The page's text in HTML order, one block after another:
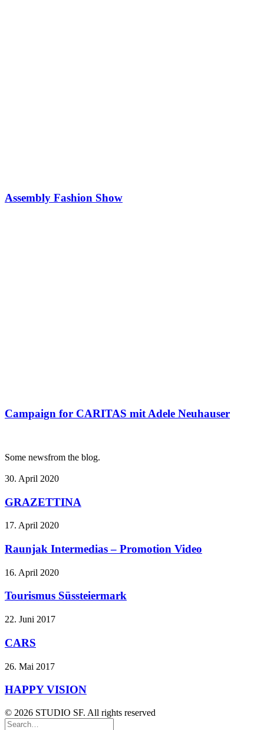
Assembly Fashion Show
Campaign for CARITAS mit Adele Neuhauser
Some newsfrom the blog.
30. April 2020
GRAZETTINA
17. April 2020
Raunjak Intermedias – Promotion Video
16. April 2020
Tourismus Süssteiermark
22. Juni 2017
CARS
26. Mai 2017
HAPPY VISION
© 2026 STUDIO SF. All rights reserved